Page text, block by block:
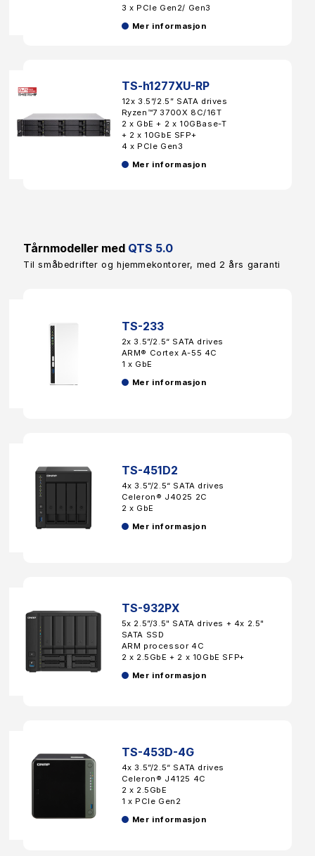
3 x PCIe Gen2/ Gen3
Mer informasjon
TS-h1277XU-RP
12x 3.5”/2.5” SATA drives
Ryzen™7 3700X 8C/16T
2 x GbE + 2 x 10GBase-T
+ 2 x 10GbE SFP+
4 x PCIe Gen3
Mer informasjon
Tårnmodeller med QTS 5.0
Til småbedrifter og hjemmekontorer, med 2 års garanti
TS-233
2x 3.5”/2.5“ SATA drives
ARM® Cortex A-55 4C
1 x GbE
Mer informasjon
TS-451D2
4x 3.5”/2.5“ SATA drives
Celeron® J4025 2C
2 x GbE
Mer informasjon
TS-932PX
5x 2.5”/3.5" SATA drives + 4x 2.5"
SATA SSD
ARM processor 4C
2 x 2.5GbE + 2 x 10GbE SFP+
Mer informasjon
TS-453D-4G
4x 3.5”/2.5“ SATA drives
Celeron® J4125 4C
2 x 2.5GbE
1 x PCIe Gen2
Mer informasjon